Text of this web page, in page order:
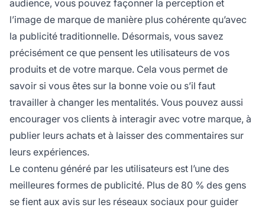
audience, vous pouvez façonner la perception et
l’image de marque de manière plus cohérente qu’avec
la publicité traditionnelle. Désormais, vous savez
précisément ce que pensent les utilisateurs de vos
produits et de votre marque. Cela vous permet de
savoir si vous êtes sur la bonne voie ou s’il faut
travailler à changer les mentalités. Vous pouvez aussi
encourager vos clients à interagir avec votre marque, à
publier leurs achats et à laisser des commentaires sur
leurs expériences.
Le contenu généré par les utilisateurs est l’une des
meilleures formes de publicité. Plus de 80 % des gens
se fient aux avis sur les réseaux sociaux pour guider